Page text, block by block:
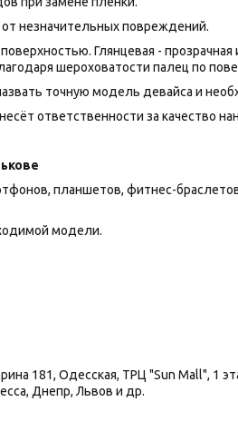
незначительных повреждений.
Глянцевая - прозрачная
шероховатости палец по
точную модель девайса и
ответственности за качество
планшетов, фитнес-браслетов
модели.
181, Одесская, ТРЦ "Sun Mall", 1
Днепр, Львов и др.